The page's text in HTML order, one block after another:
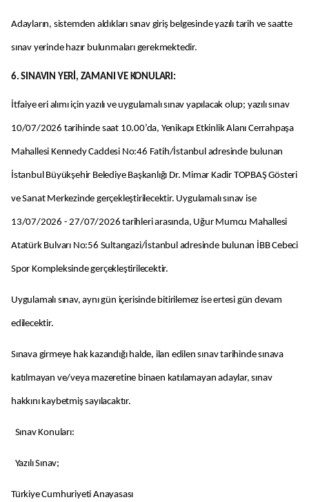
Adayların, sistemden aldıkları sınav giriş belgesinde yazılı tarih ve saatte
sınav yerinde hazır bulunmaları gerekmektedir.
6. SINAVIN YERİ, ZAMANI VE KONULARI:
İtfaiye eri alımı için yazılı ve uygulamalı sınav yapılacak olup; yazılı sınav
10/07/2026 tarihinde saat 10.00’da, Yenikapı Etkinlik Alanı Cerrahpaşa
Mahallesi Kennedy Caddesi No:46 Fatih/İstanbul adresinde bulunan
İstanbul Büyükşehir Belediye Başkanlığı Dr. Mimar Kadir TOPBAŞ Gösteri
ve Sanat Merkezinde gerçekleştirilecektir. Uygulamalı sınav ise
13/07/2026 - 27/07/2026 tarihleri arasında, Uğur Mumcu Mahallesi
Atatürk Bulvarı No:56 Sultangazi/İstanbul adresinde bulunan İBB Cebeci
Spor Kompleksinde gerçekleştirilecektir.
Uygulamalı sınav, aynı gün içerisinde bitirilemez ise ertesi gün devam
edilecektir.
Sınava girmeye hak kazandığı halde, ilan edilen sınav tarihinde sınava
katılmayan ve/veya mazeretine binaen katılamayan adaylar, sınav
hakkını kaybetmiş sayılacaktır.
Sınav Konuları:
Yazılı Sınav;
Türkiye Cumhuriyeti Anayasası